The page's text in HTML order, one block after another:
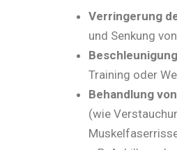
Verringerung
und Senkung
Training oder
Behandlung
(wie